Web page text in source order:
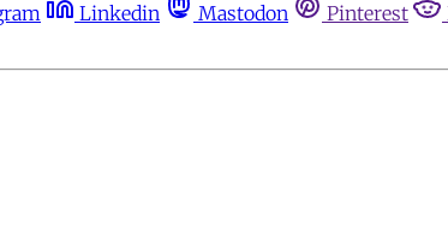
Linkedin Mastodon Pinterest